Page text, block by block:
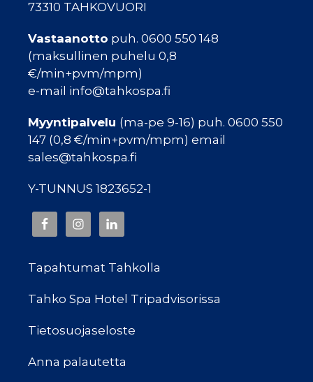
73310 TAHKOVUORI
Vastaanotto puh. 0600 550 148
(maksullinen puhelu 0,8
€/min+pvm/mpm)
e-mail info@tahkospa.fi
Myyntipalvelu (ma-pe 9-16) puh. 0600 550
147 (0,8 €/min+pvm/mpm) email
sales@tahkospa.fi
Y-TUNNUS 1823652-1
Tapahtumat Tahkolla
Tahko Spa Hotel Tripadvisorissa
Tietosuojaseloste
Anna palautetta